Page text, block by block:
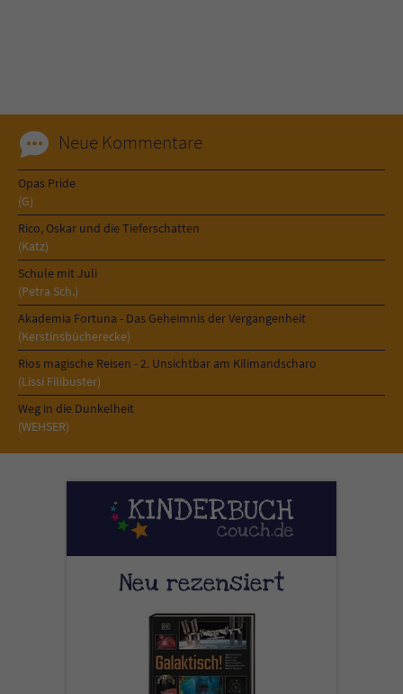
Neue Kommentare
Opas Pride
(G)
Rico, Oskar und die Tieferschatten
(Katz)
Schule mit Juli
(Petra Sch.)
Akademia Fortuna - Das Geheimnis der Vergangenheit
(Kerstinsbücherecke)
Rios magische Reisen - 2. Unsichtbar am Kilimandscharo
(Lissi Filibuster)
Weg in die Dunkelheit
(WEHSER)
Neu rezensiert
Zweck Cookie für Kommentare einzelner Buchtitel
Name fe_typo_user
Anbieter
Laufzeit Session
Zweck
Dieses Cookie gewährleistet die
Kommunikation der Webseite mit dem
Sicherheitscode des Kontaktformulars zu